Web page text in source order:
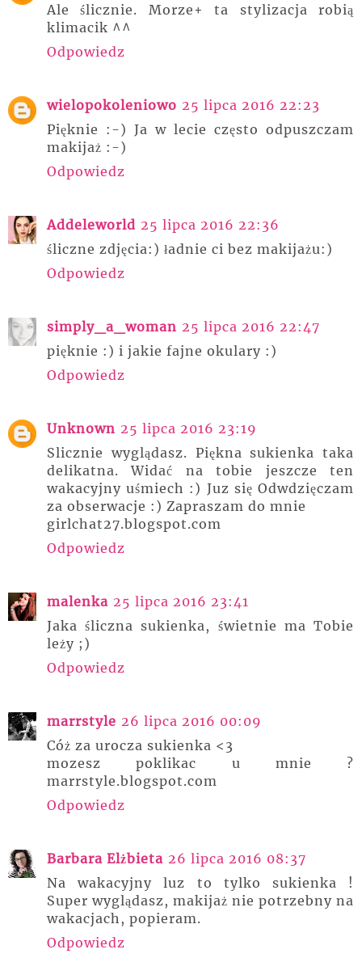
Ale ślicznie. Morze+ ta stylizacja robią
klimacik ^^
Odpowiedz
wielopokoleniowo 25 lipca 2016 22:23
Pięknie :-) Ja w lecie często odpuszczam
makijaż :-)
Odpowiedz
Addeleworld 25 lipca 2016 22:36
śliczne zdjęcia:) ładnie ci bez makijażu:)
Odpowiedz
simply_a_woman 25 lipca 2016 22:47
pięknie :) i jakie fajne okulary :)
Odpowiedz
Unknown 25 lipca 2016 23:19
Slicznie wyglądasz. Piękna sukienka taka
delikatna. Widać na tobie jeszcze ten
wakacyjny uśmiech :) Juz się Odwdzięczam
za obserwacje :) Zapraszam do mnie
girlchat27.blogspot.com
Odpowiedz
malenka 25 lipca 2016 23:41
Jaka śliczna sukienka, świetnie ma Tobie
leży ;)
Odpowiedz
marrstyle 26 lipca 2016 00:09
Cóż za urocza sukienka <3
mozesz poklikac u mnie ?
marrstyle.blogspot.com
Odpowiedz
Barbara Elżbieta 26 lipca 2016 08:37
Na wakacyjny luz to tylko sukienka !
Super wyglądasz, makijaż nie potrzebny na
wakacjach, popieram.
Odpowiedz